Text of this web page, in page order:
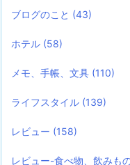
ブログのこと (43)
ホテル (58)
メモ、手帳、文具 (110)
ライフスタイル (139)
レビュー (158)
レビュー-食べ物、飲みも